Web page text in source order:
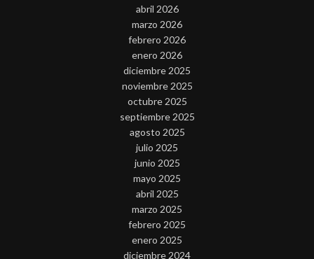
abril 2026
marzo 2026
febrero 2026
enero 2026
diciembre 2025
noviembre 2025
octubre 2025
septiembre 2025
agosto 2025
julio 2025
junio 2025
mayo 2025
abril 2025
marzo 2025
febrero 2025
enero 2025
diciembre 2024